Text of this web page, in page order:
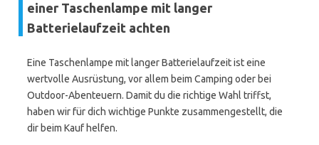
einer Taschenlampe mit langer
Batterielaufzeit achten
Eine Taschenlampe mit langer Batterielaufzeit ist eine
wertvolle Ausrüstung, vor allem beim Camping oder bei
Outdoor-Abenteuern. Damit du die richtige Wahl triffst,
haben wir für dich wichtige Punkte zusammengestellt, die
dir beim Kauf helfen.